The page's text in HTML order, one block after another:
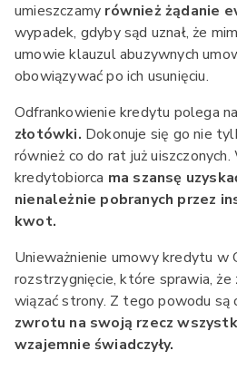
umieszczamy również żądanie
wypadek, gdyby sąd uznał, że
umowie klauzul abuzywnych
obowiązywać po ich usunięciu.
Odfrankowienie kredytu polega
złotówki. Dokonuje się go nie
również co do rat już
kredytobiorca ma szansę
nienależnie pobranych przez
kwot.
Unieważnienie umowy kredytu w
rozstrzygnięcie, które sprawia,
wiązać strony. Z tego powodu są
zwrotu na swoją rzecz
wzajemnie świadczyły.